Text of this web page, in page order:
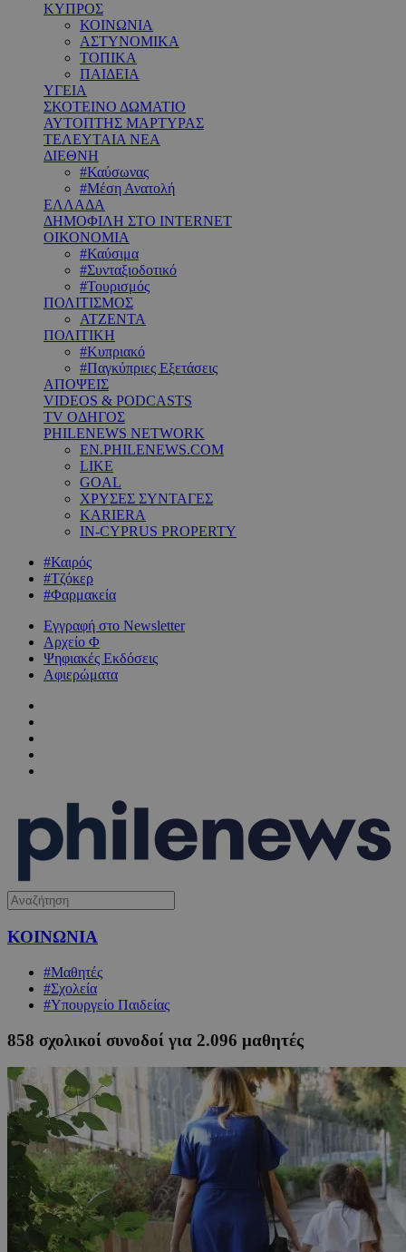
ΚΥΠΡΟΣ
ΚΟΙΝΩΝΙΑ
ΑΣΤΥΝΟΜΙΚΑ
ΤΟΠΙΚΑ
ΠΑΙΔΕΙΑ
ΥΓΕΙΑ
ΣΚΟΤΕΙΝΟ ΔΩΜΑΤΙΟ
ΑΥΤΟΠΤΗΣ ΜΑΡΤΥΡΑΣ
ΤΕΛΕΥΤΑΙΑ ΝΕΑ
ΔΙΕΘΝΗ
#Καύσωνας
#Μέση Ανατολή
ΕΛΛΑΔΑ
ΔΗΜΟΦΙΛΗ ΣΤΟ INTERNET
ΟΙΚΟΝΟΜΙΑ
#Καύσιμα
#Συνταξιοδοτικό
#Τουρισμός
ΠΟΛΙΤΙΣΜΟΣ
ΑΤΖΕΝΤΑ
ΠΟΛΙΤΙΚΗ
#Κυπριακό
#Παγκύπριες Εξετάσεις
ΑΠΟΨΕΙΣ
VIDEOS & PODCASTS
TV ΟΔΗΓΟΣ
PHILENEWS NETWORK
EN.PHILENEWS.COM
LIKE
GOAL
ΧΡΥΣΕΣ ΣΥΝΤΑΓΕΣ
KARIERA
IN-CYPRUS PROPERTY
#Καιρός
#Τζόκερ
#Φαρμακεία
Εγγραφή στο Newsletter
Αρχείο Φ
Ψηφιακές Εκδόσεις
Αφιερώματα
ΚΟΙΝΩΝΙΑ
#Μαθητές
#Σχολεία
#Υπουργείο Παιδείας
858 σχολικοί συνοδοί για 2.096 μαθητές